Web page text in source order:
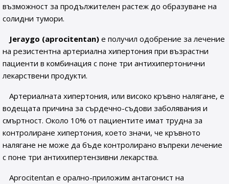
възможност за продължителен растеж до образуване на
солидни тумори.
Jeraygo (aprocitentan) е получил одобрение за лечение
на резистентна артериална хипертония при възрастни
пациенти в комбинация с поне три антихипертонични
лекарствени продукти.
Артериалната хипертония, или високо кръвно налягане, е
водещата причина за сърдечно-съдови заболявания и
смъртност. Около 10% от пациентите имат трудна за
контролиране хипертония, което значи, че кръвното
налягане не може да бъде контролирано въпреки лечение
с поне три антихипертензивни лекарства.
Aprocitentan е орално-приложим антагонист на